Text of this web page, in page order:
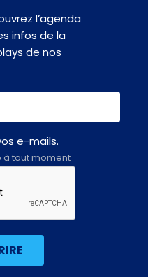
l’agenda
infos de la
de nos
e-mails.
à tout moment